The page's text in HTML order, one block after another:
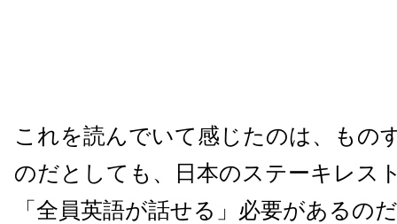
これを読んでいて感じたのは、もの
のだとしても、日本のステーキレス
「全員英語が話せる」必要があるの